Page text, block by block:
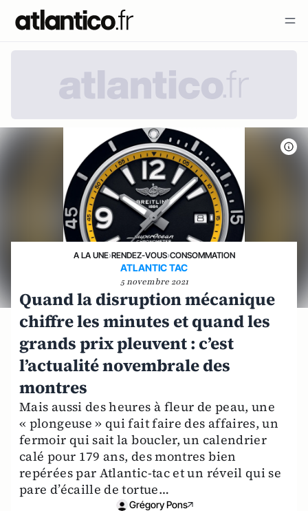
A LA UNE›RENDEZ-VOUS›CONSOMMATION
ATLANTIC TAC
5 novembre 2021
Quand la disruption mécanique
chiffre les minutes et quand les
grands prix pleuvent : c’est
l’actualité novembrale des
montres
Mais aussi des heures à fleur de peau, une
« plongeuse » qui fait faire des affaires, un
fermoir qui sait la boucler, un calendrier
calé pour 179 ans, des montres bien
repérées par Atlantic-tac et un réveil qui se
pare d’écaille de tortue…
Grégory Pons